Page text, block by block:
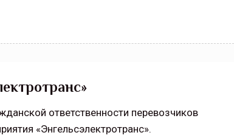
ответственности перевозчиков
«Энгельсэлектротранс».
ОСАГО требует переосмысления